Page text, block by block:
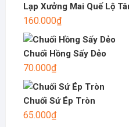
Lạp Xưởng Mai Quế Lộ
160.000₫
Chuối Hồng Sấy Dẻo
70.000₫
Chuối Sứ Ép Tròn
65.000₫